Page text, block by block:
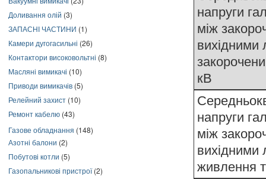
Доливання олій (3)
ЗАПАСНІ ЧАСТИНИ (1)
Камери дугогасильні (26)
Контактори високовольтні (8)
Масляні вимикачі (10)
Приводи вимикачів (5)
Релейний захист (10)
Ремонт кабелю (43)
Газове обладнання (148)
Азотні балони (2)
Побутові котли (5)
Газопальникові пристрої(2)
напруги
між
вихідними
кВ
напруги
між
живлення